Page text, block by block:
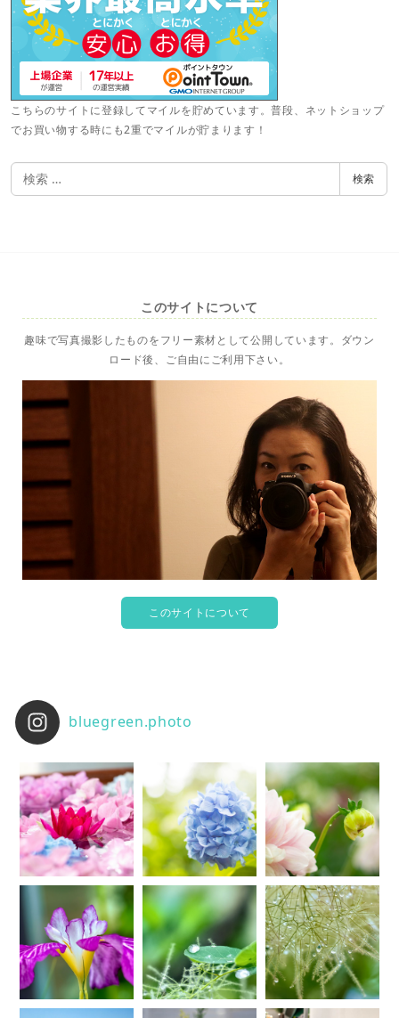
こちらのサイトに登録してマイルを貯めています。普段、ネットショップ
でお買い物する時にも2重でマイルが貯まります！
検
索
検索
このサイトについて
趣味で写真撮影したものをフリー素材として公開しています。ダウン
ロード後、ご自由にご利用下さい。
このサイトについて
bluegreen.photo